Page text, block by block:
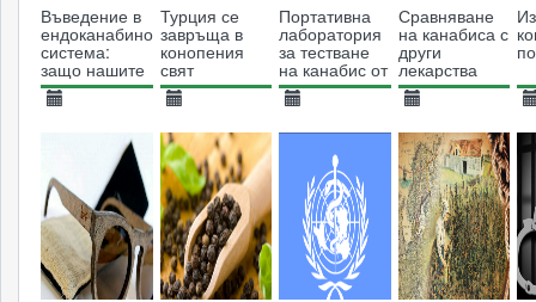
Въведение в
ендоканабиноидната
система:
защо нашите
тела лесно
усвояват
20014
Турция се
завръща в
конопения
свят
6116
Портативна
лаборатория
за тестване
на канабис от
декември по
магазините
16971
Сравняване
на канабиса с
други
лекарства
5175